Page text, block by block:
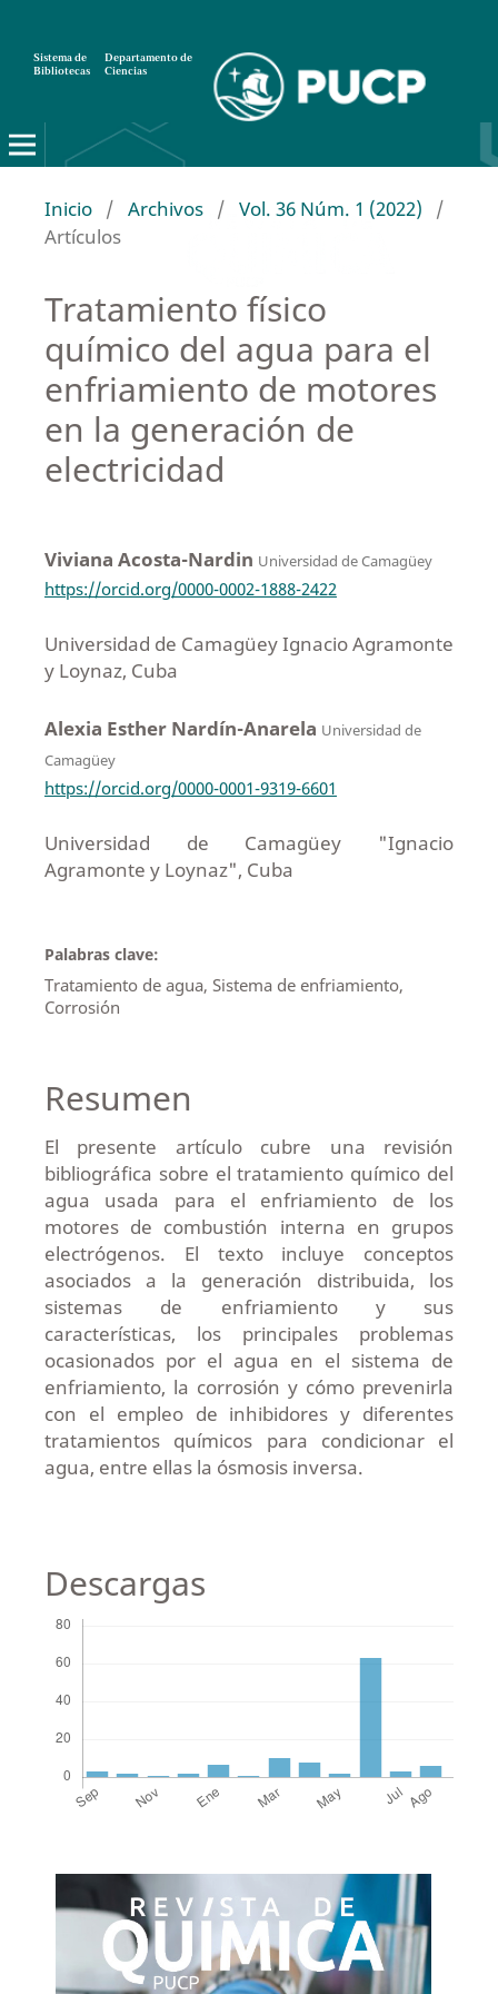
Sistema de
Bibliotecas
Departamento de
Ciencias
Inicio / Archivos / Vol. 36 Núm. 1 (2022)
/
Artículos
Tratamiento físico
químico del agua para el
enfriamiento de motores
en la generación de
electricidad
Viviana Acosta-Nardin Universidad de Camagüey
https://orcid.org/0000-0002-1888-2422
Universidad de Camagüey Ignacio Agramonte
y Loynaz, Cuba
Alexia Esther Nardín-Anarela Universidad de
Camagüey
https://orcid.org/0000-0001-9319-6601
Universidad de Camagüey "Ignacio
Agramonte y Loynaz", Cuba
Palabras clave:
Tratamiento de agua, Sistema de enfriamiento,
Corrosión
Resumen
El presente artículo cubre una revisión
bibliográfica sobre el tratamiento químico del
agua usada para el enfriamiento de los
motores de combustión interna en grupos
electrógenos. El texto incluye conceptos
asociados a la generación distribuida, los
sistemas de enfriamiento y sus
características, los principales problemas
ocasionados por el agua en el sistema de
enfriamiento, la corrosión y cómo prevenirla
con el empleo de inhibidores y diferentes
tratamientos químicos para condicionar el
agua, entre ellas la ósmosis inversa.
Descargas